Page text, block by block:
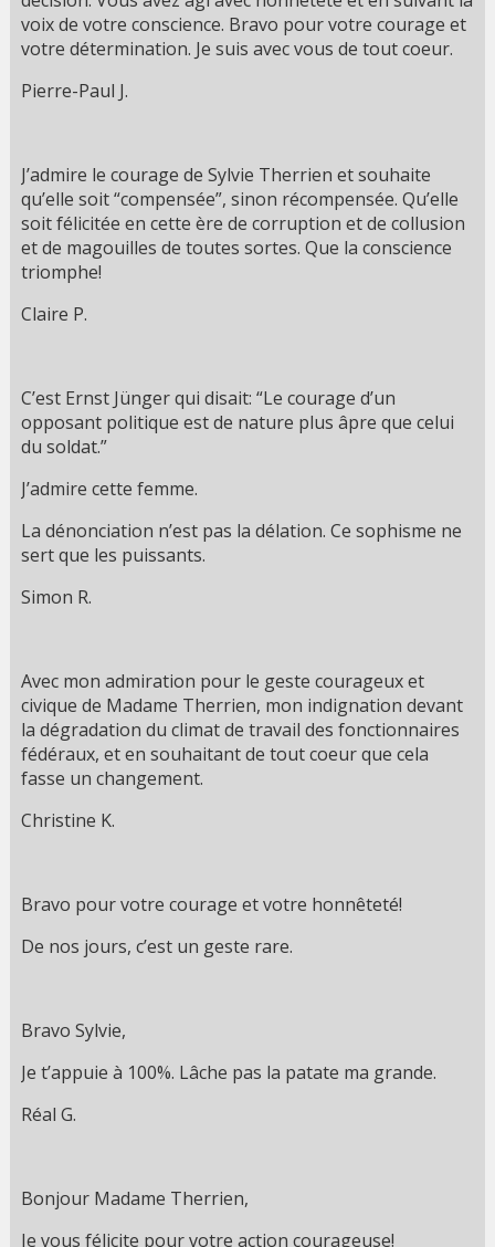
voix de votre conscience. Bravo pour votre courage et
votre détermination. Je suis avec vous de tout coeur.
Pierre-Paul J.
J’admire le courage de Sylvie Therrien et souhaite
qu’elle soit “compensée”, sinon récompensée. Qu’elle
soit félicitée en cette ère de corruption et de collusion
et de magouilles de toutes sortes. Que la conscience
triomphe!
Claire P.
C’est Ernst Jünger qui disait: “Le courage d’un
opposant politique est de nature plus âpre que celui
du soldat.”
J’admire cette femme.
La dénonciation n’est pas la délation. Ce sophisme ne
sert que les puissants.
Simon R.
Avec mon admiration pour le geste courageux et
civique de Madame Therrien, mon indignation devant
la dégradation du climat de travail des fonctionnaires
fédéraux, et en souhaitant de tout coeur que cela
fasse un changement.
Christine K.
Bravo pour votre courage et votre honnêteté!
De nos jours, c’est un geste rare.
Bravo Sylvie,
Je t’appuie à 100%. Lâche pas la patate ma grande.
Réal G.
Bonjour Madame Therrien,
Je vous félicite pour votre action courageuse!